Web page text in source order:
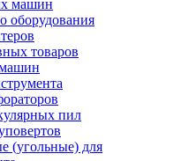
машин
оборудования
товаров
пил
(угольные) для